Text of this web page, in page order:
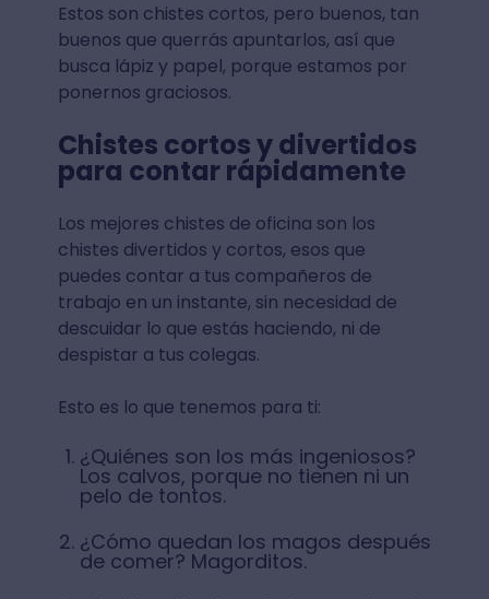
Estos son chistes cortos, pero buenos, tan
buenos que querrás apuntarlos, así que
busca lápiz y papel, porque estamos por
ponernos graciosos.
Chistes cortos y divertidos
para contar rápidamente
Los mejores chistes de oficina son los
chistes divertidos y cortos, esos que
puedes contar a tus compañeros de
trabajo en un instante, sin necesidad de
descuidar lo que estás haciendo, ni de
despistar a tus colegas.
Esto es lo que tenemos para ti:
¿Quiénes son los más ingeniosos?
Los calvos, porque no tienen ni un
pelo de tontos.
¿Cómo quedan los magos después
de comer? Magorditos.